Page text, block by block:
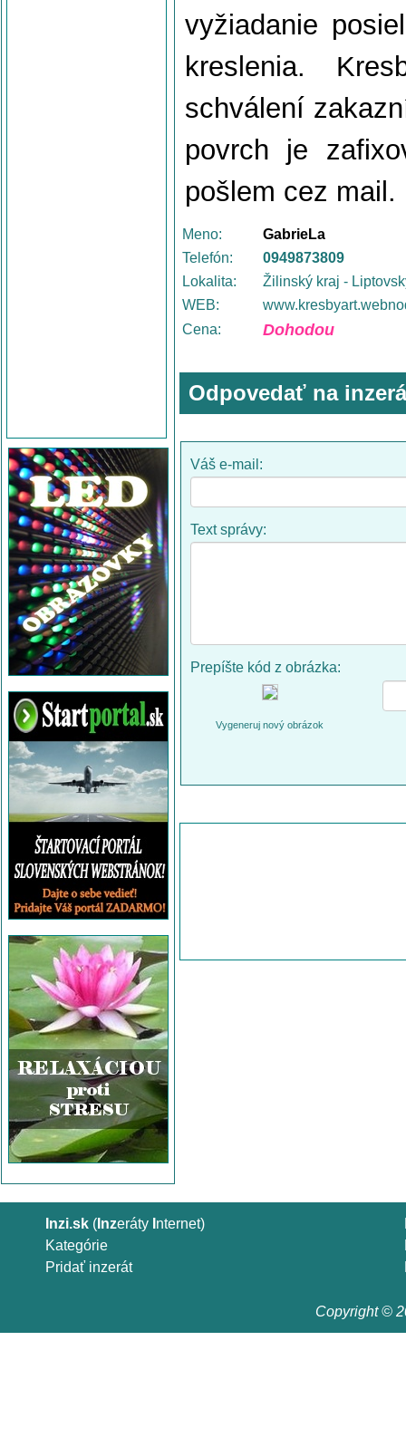
vyžiadanie
kreslenia.
schválení
povrch je
pošlem cez mail.
Meno:
GabrieLa
Telefón:
0949873809
Lokalita:
Žilinský kraj -
WEB:
Cena:
Dohodou
Odpovedať na
Váš e-mail:
Text správy:
Prepíšte kód z obrázka:
Vygeneruj nový obrázok
Inzi.sk ( Inzeráty nternet)
Kategórie
Pridať inzerát
Copyright ©